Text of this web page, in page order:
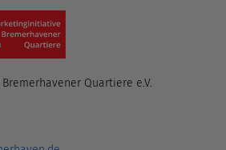
Quartiere e.V.